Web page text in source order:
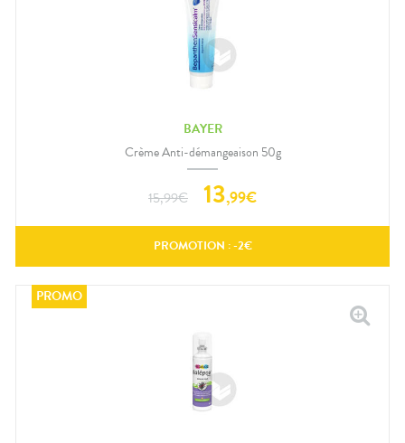
BAYER
Crème Anti-démangeaison 50g
15,99€ 13,99€
PROMOTION : -2€